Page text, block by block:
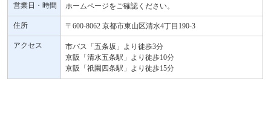
営業日・時間 ホームページをご確認ください。
住所 〒600-8062 京都市東山区清水4丁目190-3
アクセス
市バス「五条坂」より徒歩3分
京阪「清水五条駅」より徒歩10分
京阪「祇園四条駅」より徒歩15分